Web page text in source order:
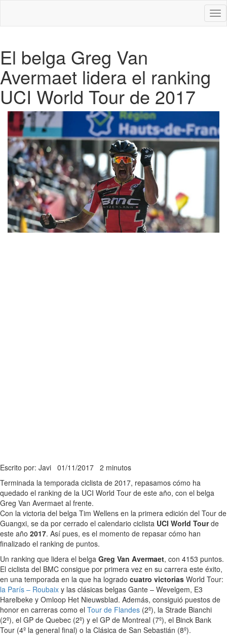
El belga Greg Van
Avermaet lidera el ranking
UCI World Tour de 2017
Escrito por: Javi 01/11/2017 2 minutos
Terminada la temporada ciclista de 2017, repasamos cómo ha
quedado el ranking de la UCI World Tour de este año, con el belga
Greg Van Avermaet al frente.
Con la victoria del belga Tim Wellens en la primera edición del Tour de
Guangxi, se da por cerrado el calendario ciclista UCI World Tourde
este año 2017. Así pues, es el momento de repasar cómo han
finalizado el ranking de puntos.
Un ranking que lidera el belga Greg Van Avermaet, con 4153 puntos.
El ciclista del BMC consigue por primera vez en su carrera este éxito,
en una temporada en la que ha logrado cuatro victorias World Tour:
la París – Roubaix y las clásicas belgas Gante – Wevelgem, E3
Harelbeke y Omloop Het Nieuwsblad. Además, consiguió puestos de
honor en carreras como el Tour de Flandes (2º), la Strade Bianchi
(2º), el GP de Quebec (2º) y el GP de Montreal (7º), el Binck Bank
Tour (4º la general final) o la Clásica de San Sebastián (8º).